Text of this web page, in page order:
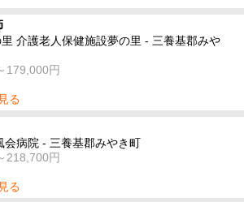
介護老人保健施設夢の里 - 三養基郡みや
179,000円
る
会病院 - 三養基郡みやき町
218,700円
る